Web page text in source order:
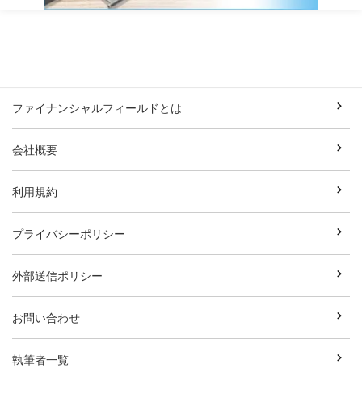
ファイナンシャルフィールドとは
会社概要
利用規約
プライバシーポリシー
外部送信ポリシー
お問い合わせ
執筆者一覧